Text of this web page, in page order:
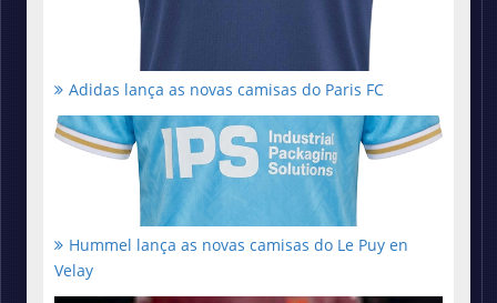
Adidas lança as novas camisas do Paris FC
Hummel lança as novas camisas do Le Puy en
Velay